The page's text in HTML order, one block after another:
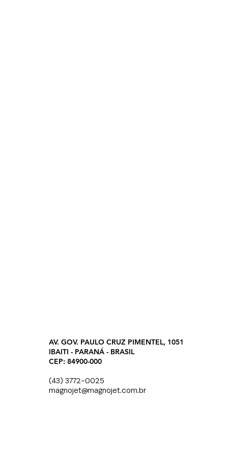
AV. GOV. PAULO CRUZ PIMENTEL, 1051
IBAITI - PARANÁ - BRASIL
CEP: 84900-000
(43) 3772-0025
magnojet@magnojet.com.br